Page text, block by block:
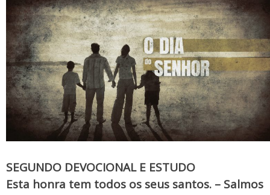
SEGUNDO DEVOCIONAL E ESTUDO
Esta honra tem todos os seus santos. – Salmos